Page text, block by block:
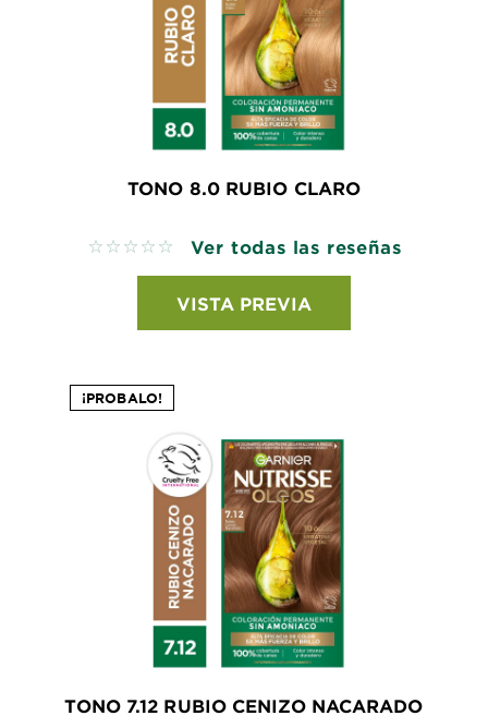
TONO 8.0 RUBIO CLARO
No reviews Ver todas las reseñas
VISTA PREVIA
¡PROBALO!
TONO 7.12 RUBIO CENIZO NACARADO